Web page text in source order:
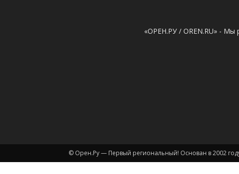
«ОРЕН.РУ / OREN.RU» - Мы
© Орен.Ру — Первый региональный! Основан в 2002